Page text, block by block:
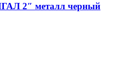
2″ металл черный